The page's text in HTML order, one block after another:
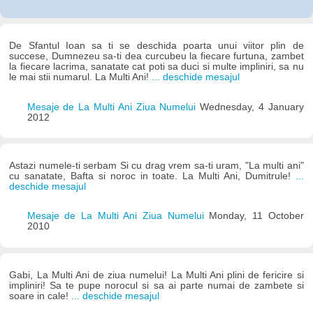
De Sfantul Ioan sa ti se deschida poarta unui viitor plin de
succese, Dumnezeu sa-ti dea curcubeu la fiecare furtuna, zambet
la fiecare lacrima, sanatate cat poti sa duci si multe impliniri, sa nu
le mai stii numarul. La Multi Ani! ... deschide mesajul
Mesaje de La Multi Ani Ziua NumeluiWednesday, 4 January
2012
Astazi numele-ti serbam Si cu drag vrem sa-ti uram, "La multi ani"
cu sanatate, Bafta si noroc in toate. La Multi Ani, Dumitrule! ...
deschide mesajul
Mesaje de La Multi Ani Ziua Numelui Monday, 11 October
2010
Gabi, La Multi Ani de ziua numelui! La Multi Ani plini de fericire si
impliniri! Sa te pupe norocul si sa ai parte numai de zambete si
soare in cale!
... deschide mesajul